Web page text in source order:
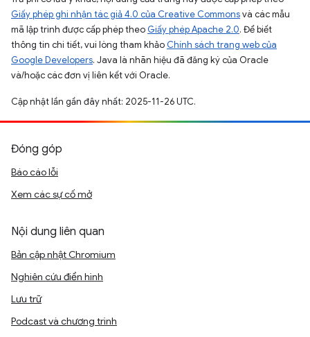
Giấy phép ghi nhận tác giả 4.0 của Creative Commonsvà các mẫu
mã lập trình được cấp phép theo Giấy phép Apache 2.0. Để biết
thông tin chi tiết, vui lòng tham khảo Chính sách trang web của
Google Developers. Java là nhãn hiệu đã đăng ký của Oracle
và/hoặc các đơn vị liên kết với Oracle.
Cập nhật lần gần đây nhất: 2025-11-26 UTC.
Đóng góp
Báo cáo lỗi
Xem các sự cố mở
Nội dung liên quan
Bản cập nhật Chromium
Nghiên cứu điển hình
Lưu trữ
Podcast và chương trình